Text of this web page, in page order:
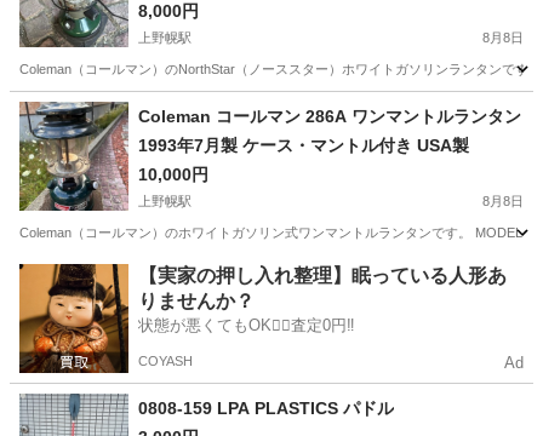
8,000円
上野幌駅 8月8日
Coleman（コールマン）のNorthStar（ノーススター）ホワイトガソリンランタンです
北海道 札幌市 Coleman コールマン 286A ワンマントルランタン
1993年7月製 ケース・マントル付き USA製
10,000円
上野幌駅 8月8日
Coleman（コールマン）のホワイトガソリン式ワンマントルランタンです。 MODEL
北海道 札幌市 上野幌駅 その他
【実家の押し入れ整理】眠っている人形あ
りませんか？
状態が悪くてもOK🙆‍♀️査定0円‼️
COYASH Ad
0808-159 LPA PLASTICS パドル